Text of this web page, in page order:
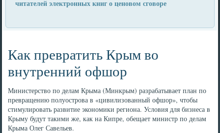
читателей электронных книг о ценовом сговоре
Как превратить Крым во
внутренний офшор
Министерство по делам Крыма (Минкрым) разрабатывает план по
превращению полуострова в «цивилизованный офшор», чтобы
стимулировать развитие экономики региона. Условия для бизнеса в
Крыму будут такими же, как на Кипре, обещает министр по делам
Крыма Олег Савельев.